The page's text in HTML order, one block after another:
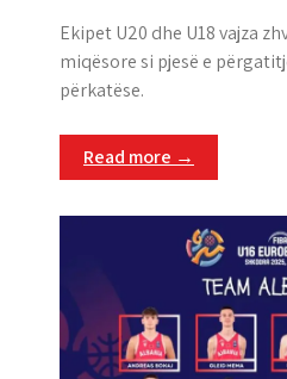
Ekipet U20 dhe U18 vajza
miqësore si pjesë e
përkatëse.
Read more →